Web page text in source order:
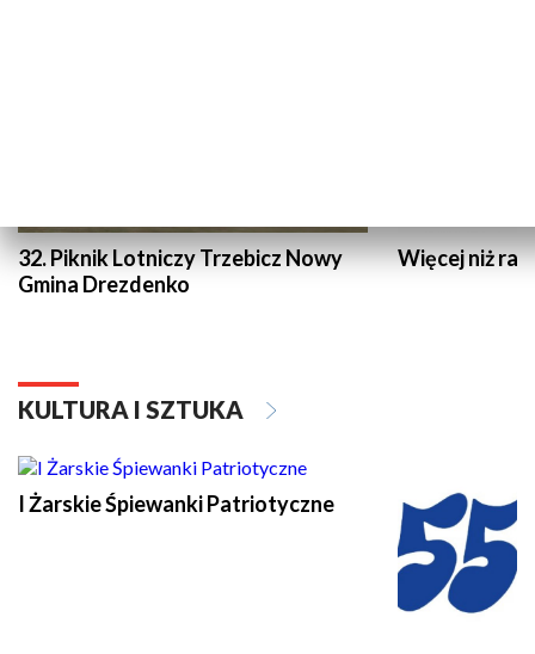
32. Piknik Lotniczy Trzebicz Nowy
Gmina Drezdenko
Więcej niż rajd
KULTURA I SZTUKA
I Żarskie Śpiewanki Patriotyczne